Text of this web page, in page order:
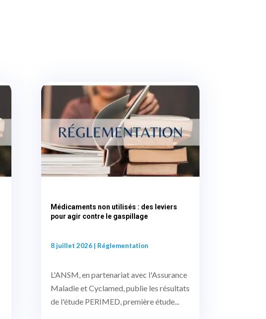
Médicaments non utilisés : des leviers
pour agir contre le gaspillage
8 juillet 2026| Réglementation
L'ANSM, en partenariat avec l'Assurance
Maladie et Cyclamed, publie les résultats
de l'étude PERIMED, première étude...